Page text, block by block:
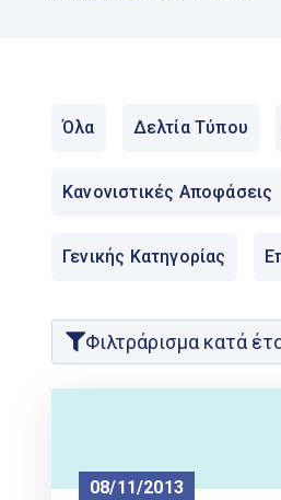
Όλα Δελτία Τύπου
Κανονιστικές Αποφάσεις
Γενικής Κατηγορίας
Φιλτράρισμα κατά
08/11/2013